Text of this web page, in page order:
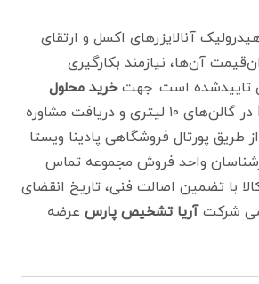
آنالایزرهای اکسل و ارتقای
آن‌ها، نیازمند بکارگیری
است. جهتخرید محلول
در گالن‌های ۱۰ لیتری و دریافت مشاوره
طریق پورتال فروشگاهی پادینا ویستا
واحد فروش مجموعه تماس
با تضمین اصالت فنی، تاریخ انقضای
شرکتآریا تشخیص پارس عرضه